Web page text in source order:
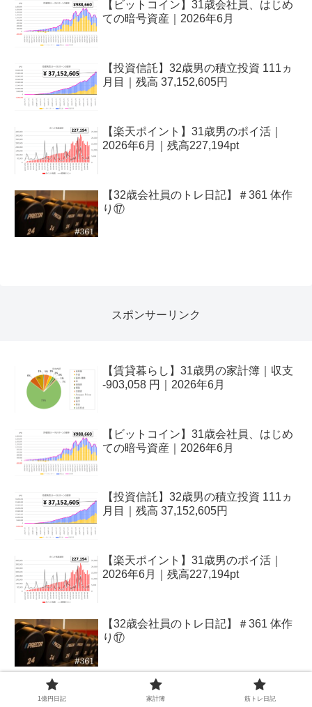
【ビットコイン】31歳会社員、はじめ
ての暗号資産｜2026年6月
【投資信託】32歳男の積立投資 111ヵ
月目｜残高 37,152,605円
【楽天ポイント】31歳男のポイ活｜
2026年6月｜残高227,194pt
【32歳会社員のトレ日記】＃361 体作
り⑰
スポンサーリンク
【賃貸暮らし】31歳男の家計簿｜収支
-903,058 円｜2026年6月
【ビットコイン】31歳会社員、はじめ
ての暗号資産｜2026年6月
【投資信託】32歳男の積立投資 111ヵ
月目｜残高 37,152,605円
【楽天ポイント】31歳男のポイ活｜
2026年6月｜残高227,194pt
【32歳会社員のトレ日記】＃361 体作
り⑰
1億円日記 家計簿 筋トレ日記